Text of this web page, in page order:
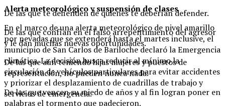
De las que te defienden de quienes te deberían defender.
De las que confían en el falso arrepentimiento del agresor
y le dan muchas nuevas oportunidades.
De las que aún teniendo hijas mujeres y puestos de
representación, no pueden nunca nada.
De las que vencen su miedo de años y al fin logran poner en
palabras el tormento que padecieron.
Alerta meteorológico y suspensión de clases
En el marco de una alerta meteorológico de nivel amarillo
por nevadas que se extenderá hasta el martes inclusive, el
municipio de San Carlos de Bariloche declaró la Emergencia
climática. La decisión busca reducir al mínimo la
circulación de vehículos particulares para evitar accidentes
y priorizar el desplazamiento de cuadrillas de trabajo y
servicios de emergencia.